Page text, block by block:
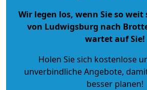
Wir legen los, wenn Sie so
von Ludwigsburg nach
wartet auf Sie!
Holen Sie sich kostenlose
unverbindliche Angebote,
besser planen!